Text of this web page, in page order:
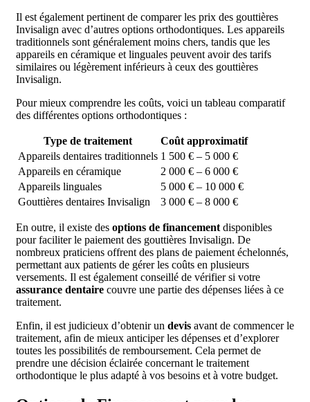
Il est également pertinent de comparer les prix des gouttières
Invisalign avec d’autres options orthodontiques. Les appareils
traditionnels sont généralement moins chers, tandis que les
appareils en céramique et linguales peuvent avoir des tarifs
similaires ou légèrement inférieurs à ceux des gouttières
Invisalign.
Pour mieux comprendre les coûts, voici un tableau comparatif
des différentes options orthodontiques :
Type de traitement
Coût approximatif
Appareils dentaires traditionnels 1 500 € – 5 000 €
Appareils en céramique
2 000 € – 6 000 €
Appareils linguales
5 000 € – 10 000 €
Gouttières dentaires Invisalign
3 000 € – 8 000 €
En outre, il existe des options de financement disponibles
pour faciliter le paiement des gouttières Invisalign. De
nombreux praticiens offrent des plans de paiement échelonnés,
permettant aux patients de gérer les coûts en plusieurs
versements. Il est également conseillé de vérifier si votre
assurance dentaire couvre une partie des dépenses liées à ce
traitement.
Enfin, il est judicieux d’obtenir un devis avant de commencer le
traitement, afin de mieux anticiper les dépenses et d’explorer
toutes les possibilités de remboursement. Cela permet de
prendre une décision éclairée concernant le traitement
orthodontique le plus adapté à vos besoins et à votre budget.